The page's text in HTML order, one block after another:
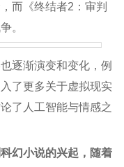
而《终结者2：审判
。
逐渐演变和变化，例
了更多关于虚拟现实
了人工智能与情感之
幻小说的兴起，随着